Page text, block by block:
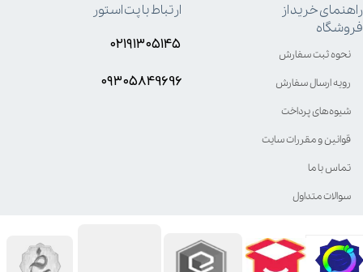
راهنمای خرید از
فروشگاه
نحوه ثبت سفارش
رویه ارسال سفارش
شیوه‌های پرداخت
قوانین و مقررات سایت
تماس با ما
سوالات متداول
ارتباط با پت استور
۰۲۱۹۱۳۰۵۱۴۵
۰۹۳۰۵8۴9696